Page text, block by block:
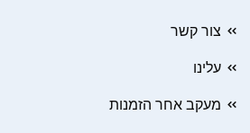
צור קשר
עלינו
מעקב אחר הזמנות